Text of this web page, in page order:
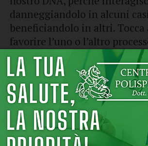
danneggiandolo in alcuni
beneficiandolo in altri. Tocca
favorire l’uno o l’altro
Hai chiamato l’ambiente
terza elica”. Ci spieghi
altre due “eliche”?
R.:La molecola della vita, il
costituita da due eliche,
informazioni genetiche utili